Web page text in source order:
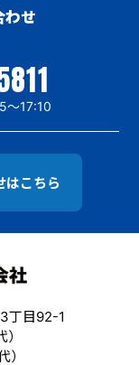
わせ
〜17:10
はこちら
丁目92-1